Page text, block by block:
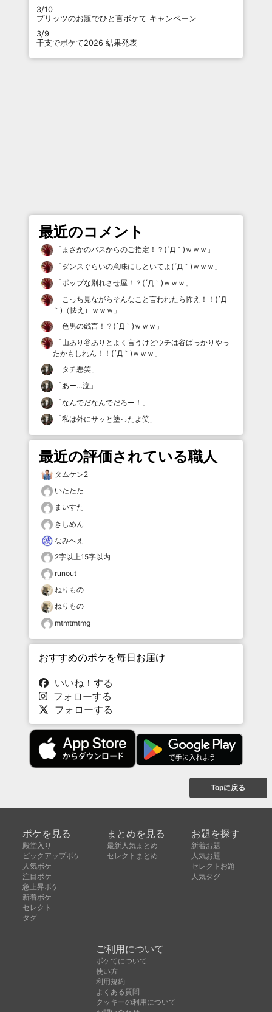
3/10
プリッツのお題でひと言ボケて キャンペーン
3/9
干支でボケて2026 結果発表
最近のコメント
「 まさかのバスからのご指定！？(´Д｀)ｗｗｗ 」
「ダンスぐらいの意味にしといてよ(´Д｀)ｗｗｗ 」
「ポップな別れさせ屋！？(´Д｀)ｗｗｗ 」
「こっち見ながらそんなこと言われたら怖え！！(´Д
｀)（怯え）ｗｗｗ 」
「色男の戯言！？(´Д｀)ｗｗｗ 」
「山あり谷ありとよく言うけどウチは谷ばっかりやっ
たかもしれん！！(´Д｀)ｗｗｗ 」
「タチ悪笑 」
「あー…泣 」
「なんでだなんでだろー！ 」
「私は外にサッと塗ったよ笑 」
最近の評価されている職人
タムケン2
いたたた
まいすた
きしめん
なみへえ
2字以上15字以内
runout
ねりもの
ねりもの
mtmtmtmg
おすすめのボケを毎日お届け
いいね！する
フォローする
フォローする
Topに戻る
ボケを見る
殿堂入り
ピックアップボケ
人気ボケ
注目ボケ
急上昇ボケ
新着ボケ
セレクト
タグ
まとめを見る
最新人気まとめ
セレクトまとめ
お題を探す
新着お題
人気お題
セレクトお題
人気タグ
ご利用について
ボケてについて
使い方
利用規約
よくある質問
クッキーの利用について